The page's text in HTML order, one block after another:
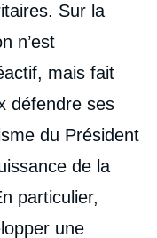
Sur la
n’est
mais fait
défendre ses
du Président
de la
particulier,
une